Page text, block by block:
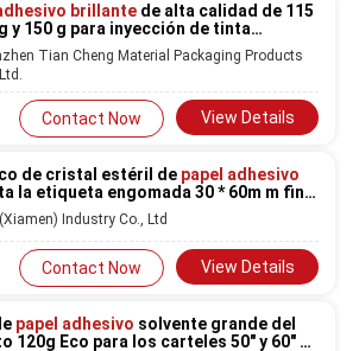
brillante de alta calidad de 115
y 150 g para inyección de tinta
al agua
Tian Cheng Material Packaging Products
Contact Now View Details
de cristal estéril de papel adhesivo
la etiqueta engomada 30 * 60m m final
Industry Co., Ltd
Contact Now View Details
papel adhesivo solvente grande del
120g Eco para los carteles 50" y 60" x